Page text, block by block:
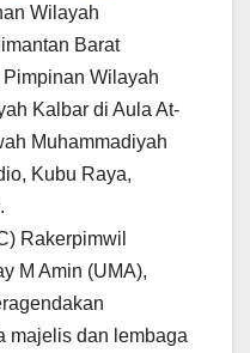
Wilayah
Barat
Wilayah
Kalbar di Aula At-
Muhammadiyah
Kubu Raya,
Rakerpimwil
M Amin (UMA),
majelis dan lembaga